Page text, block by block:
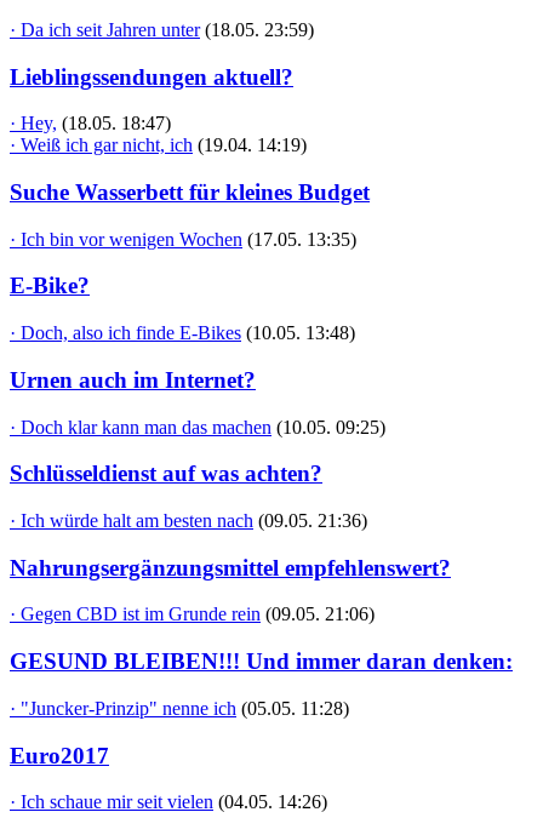
· Da ich seit Jahren unter (18.05. 23:59)
Lieblingssendungen aktuell?
· Hey, (18.05. 18:47)
· Weiß ich gar nicht, ich (19.04. 14:19)
Suche Wasserbett für kleines Budget
· Ich bin vor wenigen Wochen (17.05. 13:35)
E-Bike?
· Doch, also ich finde E-Bikes (10.05. 13:48)
Urnen auch im Internet?
· Doch klar kann man das machen (10.05. 09:25)
Schlüsseldienst auf was achten?
· Ich würde halt am besten nach (09.05. 21:36)
Nahrungsergänzungsmittel empfehlenswert?
· Gegen CBD ist im Grunde rein (09.05. 21:06)
GESUND BLEIBEN!!! Und immer daran denken:
· "Juncker-Prinzip" nenne ich (05.05. 11:28)
Euro2017
· Ich schaue mir seit vielen (04.05. 14:26)